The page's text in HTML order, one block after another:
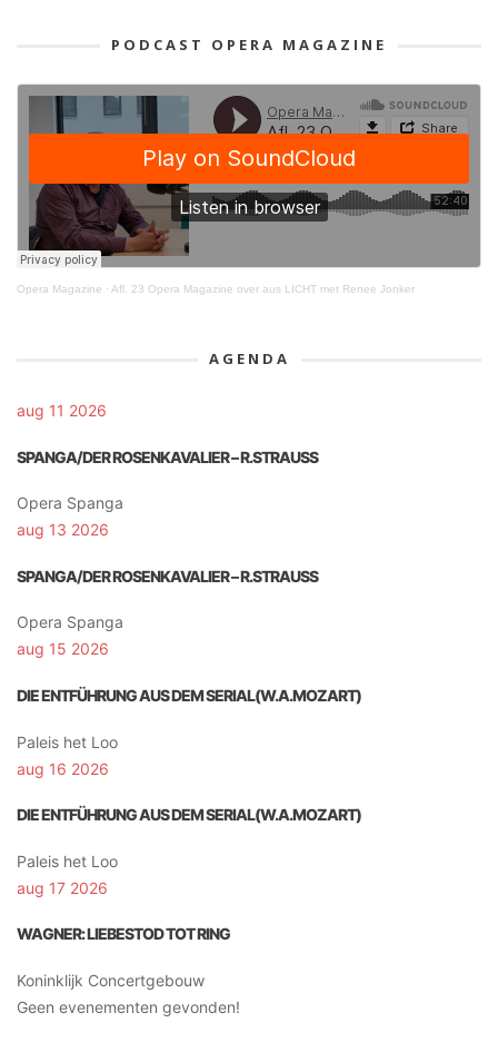
PODCAST OPERA MAGAZINE
Opera Magazine · Afl. 23 Opera Magazine over aus LICHT met Renee Jonker
AGENDA
aug 11 2026
SPANGA/DER ROSENKAVALIER – R.STRAUSS
Opera Spanga
aug 13 2026
SPANGA/DER ROSENKAVALIER – R.STRAUSS
Opera Spanga
aug 15 2026
DIE ENTFÜHRUNG AUS DEM SERIAL(W.A.MOZART)
Paleis het Loo
aug 16 2026
DIE ENTFÜHRUNG AUS DEM SERIAL(W.A.MOZART)
Paleis het Loo
aug 17 2026
WAGNER: LIEBESTOD TOT RING
Koninklijk Concertgebouw
Geen evenementen gevonden!